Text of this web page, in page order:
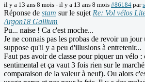
il y a 13 ans 8 mois - il y a 13 ans 8 mois #86184 par
Réponse de stam sur le sujet Re: Vol vélos
Argon18 Gallium
Pu... naise ! Ca c'est moche...
Je ne connais pas les probas de revoir un
suppose qu'il y a peu d'illusions à entretenir...
Faut pas avoir de classe pour piquer un vélo :
sentimental et ça vaut 3 fois rien sur le
comparaison de la valeur à neuf). Ou alors